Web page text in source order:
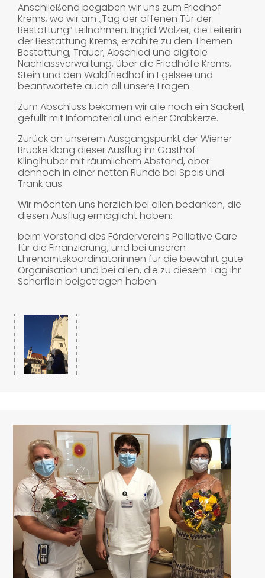
Anschließend begaben wir uns zum Friedhof
Krems, wo wir am „Tag der offenen Tür der
Bestattung“ teilnahmen. Ingrid Walzer, die Leiterin
der Bestattung Krems, erzählte zu den Themen
Bestattung, Trauer, Abschied und digitale
Nachlassverwaltung, über die Friedhöfe Krems,
Stein und den Waldfriedhof in Egelsee und
beantwortete auch all unsere Fragen.
Zum Abschluss bekamen wir alle noch ein Sackerl,
gefüllt mit Infomaterial und einer Grabkerze.
Zurück an unserem Ausgangspunkt der Wiener
Brücke klang dieser Ausflug im Gasthof
Klinglhuber mit räumlichem Abstand, aber
dennoch in einer netten Runde bei Speis und
Trank aus.
Wir möchten uns herzlich bei allen bedanken, die
diesen Ausflug ermöglicht haben:
beim Vorstand des Fördervereins Palliative Care
für die Finanzierung, und bei unseren
Ehrenamtskoordinatorinnen für die bewährt gute
Organisation und bei allen, die zu diesem Tag ihr
Scherflein beigetragen haben.